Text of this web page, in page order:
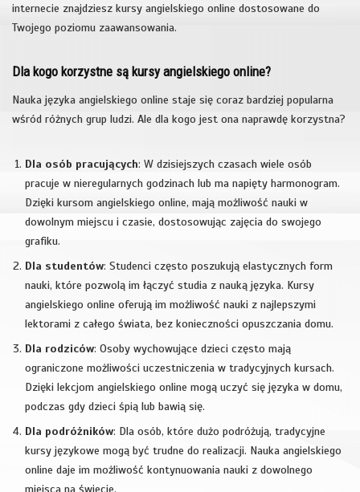
internecie znajdziesz kursy angielskiego online dostosowane do
Twojego poziomu zaawansowania.
Dla kogo korzystne są kursy angielskiego online?
Nauka języka angielskiego online staje się coraz bardziej popularna
wśród różnych grup ludzi. Ale dla kogo jest ona naprawdę korzystna?
Dla osób pracujących: W dzisiejszych czasach wiele osób
pracuje w nieregularnych godzinach lub ma napięty harmonogram.
Dzięki kursom angielskiego online, mają możliwość nauki w
dowolnym miejscu i czasie, dostosowując zajęcia do swojego
grafiku.
Dla studentów: Studenci często poszukują elastycznych form
nauki, które pozwolą im łączyć studia z nauką języka. Kursy
angielskiego online oferują im możliwość nauki z najlepszymi
lektorami z całego świata, bez konieczności opuszczania domu.
Dla rodziców: Osoby wychowujące dzieci często mają
ograniczone możliwości uczestniczenia w tradycyjnych kursach.
Dzięki lekcjom angielskiego online mogą uczyć się języka w domu,
podczas gdy dzieci śpią lub bawią się.
Dla podróżników: Dla osób, które dużo podróżują, tradycyjne
kursy językowe mogą być trudne do realizacji. Nauka angielskiego
online daje im możliwość kontynuowania nauki z dowolnego
miejsca na świecie.